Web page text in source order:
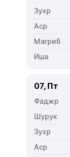
07, Пт